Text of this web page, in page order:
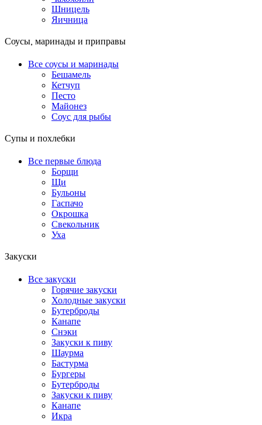
Шницель
Яичница
Соусы, маринады и приправы
Все соусы и маринады
Бешамель
Кетчуп
Песто
Майонез
Соус для рыбы
Супы и похлебки
Все первые блюда
Борщи
Щи
Бульоны
Гаспачо
Окрошка
Свекольник
Уха
Закуски
Все закуски
Горячие закуски
Холодные закуски
Бутерброды
Канапе
Снэки
Закуски к пиву
Шаурма
Бастурма
Бургеры
Бутерброды
Закуски к пиву
Канапе
Икра